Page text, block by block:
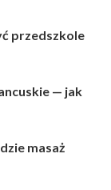
przedszkole
— jak
masaż